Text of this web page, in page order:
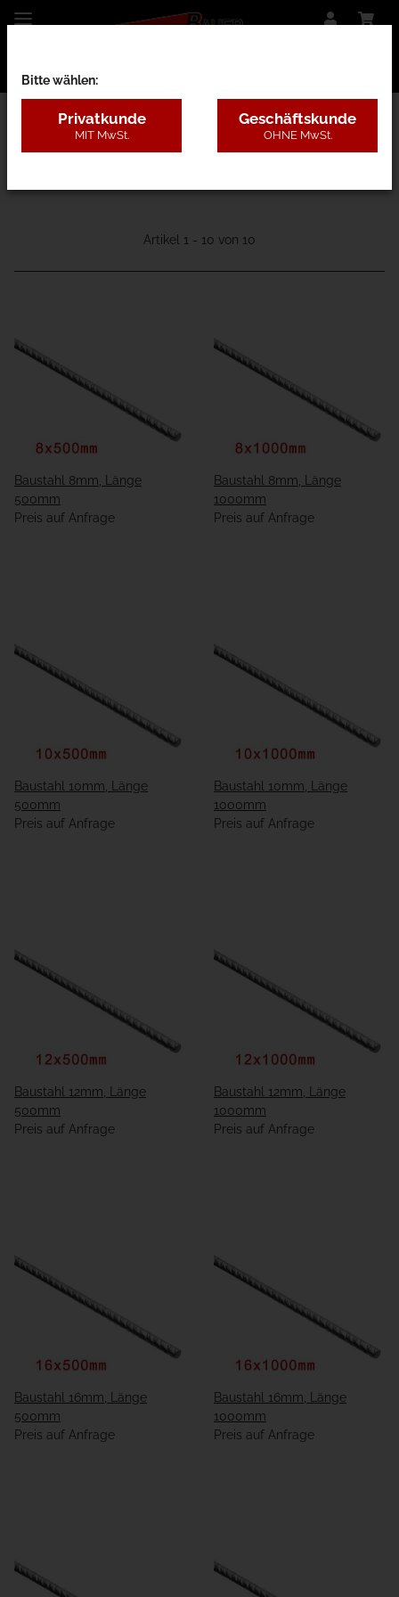
66 - Stahl
Artikel 1 - 10 von 10
Baustahl 8mm, Länge
500mm
Preis auf Anfrage
Baustahl 8mm, Länge
1000mm
Preis auf Anfrage
Baustahl 10mm, Länge
500mm
Preis auf Anfrage
Baustahl 10mm, Länge
1000mm
Preis auf Anfrage
Baustahl 12mm, Länge
500mm
Preis auf Anfrage
Baustahl 12mm, Länge
1000mm
Preis auf Anfrage
Baustahl 16mm, Länge
500mm
Preis auf Anfrage
Baustahl 16mm, Länge
1000mm
Preis auf Anfrage
Bitte wählen:
Privatkunde
MIT MwSt.
Geschäftskunde
OHNE MwSt.